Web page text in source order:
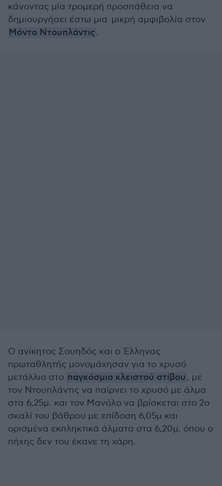
κάνοντας μία τρομερή προσπάθεια να
δημιουργήσει έστω μια μικρή αμφιβολία στον
Μόντο Ντουπλάντις.
Ο ανίκητος Σουηδός και ο Έλληνας
πρωταθλητής μονομάχησαν για το χρυσό
μετάλλιο στο παγκόσμιο κλειστού στίβου , με
τον Ντουπλάντις να παίρνει το χρυσό με άλμα
στα 6,25μ. και τον Μανόλο να βρίσκεται στο 2ο
σκαλί του βάθρου με επίδοση 6,05μ και
ορισμένα εκπληκτικά άλματα στα 6,20μ. όπου ο
πήχης δεν του έκανε τη χάρη.